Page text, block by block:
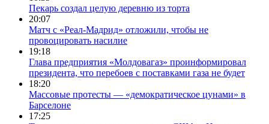
Пекарь создал целую деревню из торта
20:07
Матч с «Реал-Мадрид» отложили, чтобы не
провоцировать насилие
19:18
Глава предприятия «Молдовагаз» проинформировал
президента, что перебоев с поставками газа не будет
18:20
Массовые протесты — «демократическое цунами» в
Барселоне
17:25